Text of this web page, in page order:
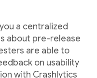
a centralized
about pre-release
are able to
on usability
with Crashlytics